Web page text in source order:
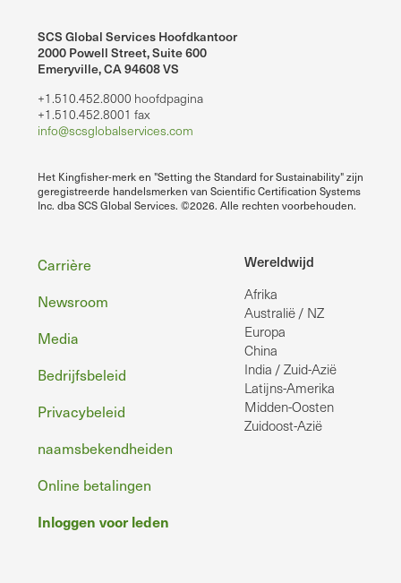
SCS Global Services Hoofdkantoor
2000 Powell Street, Suite 600
Emeryville, CA 94608 VS
+1.510.452.8000 hoofdpagina
+1.510.452.8001 fax
info@scsglobalservices.com
Het Kingfisher-merk en "Setting the Standard for Sustainability" zijn
geregistreerde handelsmerken van Scientific Certification Systems
Inc. dba SCS Global Services. ©2026. Alle rechten voorbehouden.
Wereldwijd
Afrika
Australië / NZ
Europa
China
India / Zuid-Azië
Latijns-Amerika
Midden-Oosten
Zuidoost-Azië
Voettekst
Carrière
Newsroom
Media
Bedrijfsbeleid
Privacybeleid
naamsbekendheiden
Online betalingen
Inloggen voor leden